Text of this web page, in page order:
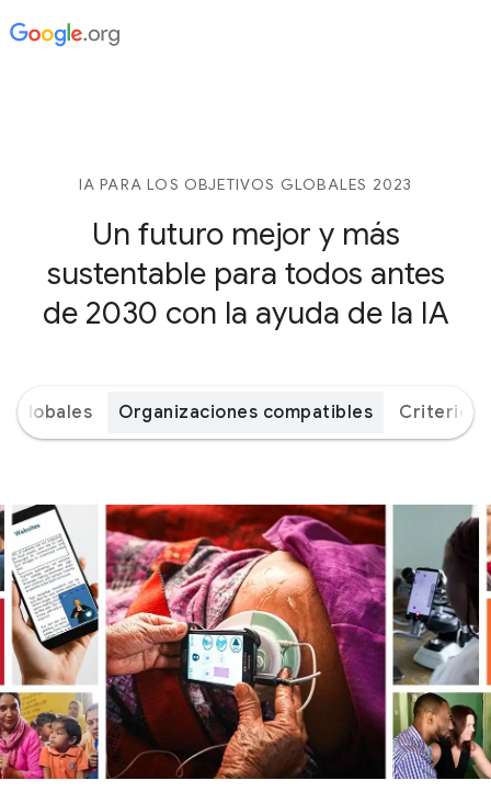
IA PARA LOS OBJETIVOS GLOBALES 2023
Un futuro mejor y más
sustentable para todos antes
de 2030 con la ayuda de la IA
globales Organizaciones compatibles Criterios